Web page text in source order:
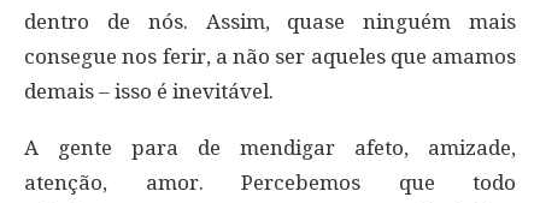
dentro de nós. Assim, quase ninguém mais
consegue nos ferir, a não ser aqueles que amamos
demais – isso é inevitável.
A gente para de mendigar afeto, amizade,
atenção, amor. Percebemos que todo